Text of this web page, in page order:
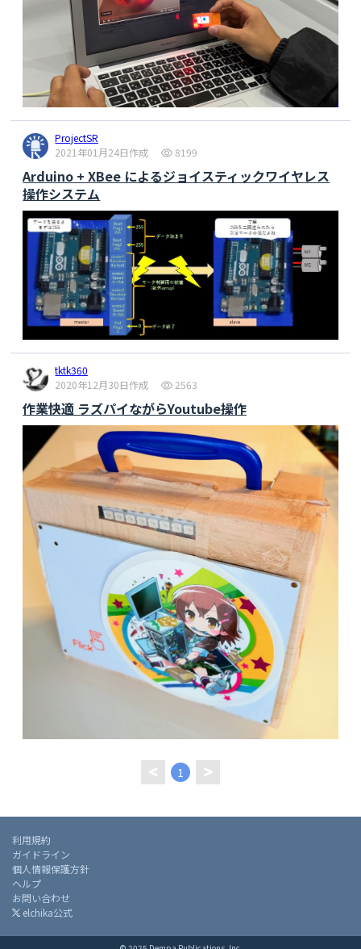
ProjectSR
2021年01月24日作成
8199
Arduino + XBee によるジョイスティックワイヤレス
操作システム
tktk360
2020年12月30日作成
2563
作業快適 ラズパイながらYoutube操作
1
利用規約
ガイドライン
個人情報保護方針
ヘルプ
お問い合わせ
elchika公式